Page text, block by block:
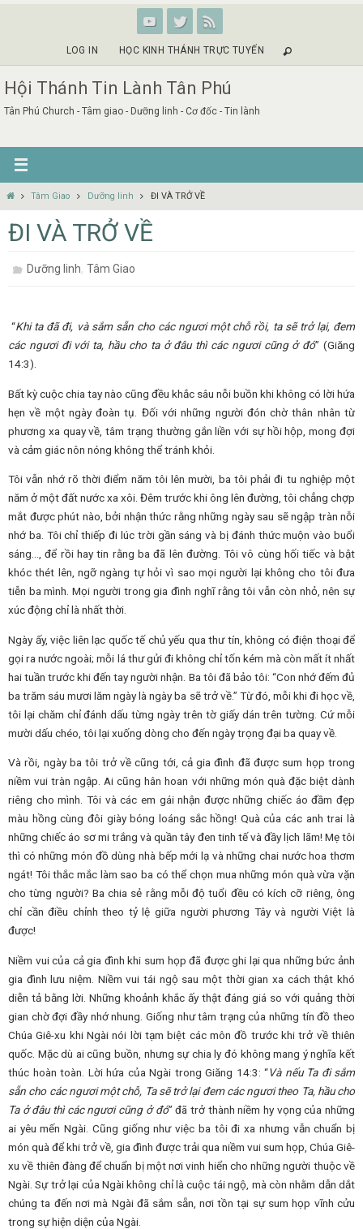
LOG IN HỌC KINH THÁNH TRỰC TUYẾN
Hội Thánh Tin Lành Tân Phú
Tân Phú Church - Tâm giao - Dưỡng linh - Cơ đốc - Tin lành
HomeTâm Giao Dưỡng linh ĐI VÀ TRỞ VỀ
ĐI VÀ TRỞ VỀ
Dưỡng linh,Tâm Giao
“Khi ta đã đi, và sắm sẵn cho các ngươi một chỗ rồi, ta sẽ trở lại, đem
các ngươi đi với ta, hầu cho ta ở đâu thì các ngươi cũng ở đó” (Giăng
14:3).
Bất kỳ cuộc chia tay nào cũng đều khắc sâu nỗi buồn khi không có lời hứa
hẹn về một ngày đoàn tụ. Đối với những người đón chờ thân nhân từ
phương xa quay về, tâm trạng thường gắn liền với sự hồi hộp, mong đợi
và cảm giác nôn nóng không thể tránh khỏi.
Tôi vẫn nhớ rõ thời điểm năm tôi lên mười, ba tôi phải đi tu nghiệp một
năm ở một đất nước xa xôi. Đêm trước khi ông lên đường, tôi chẳng chợp
mắt được phút nào, bởi nhận thức rằng những ngày sau sẽ ngập tràn nỗi
nhớ ba. Tôi chỉ thiếp đi lúc trời gần sáng và bị đánh thức muộn vào buổi
sáng…, để rồi hay tin rằng ba đã lên đường. Tôi vô cùng hối tiếc và bật
khóc thét lên, ngỡ ngàng tự hỏi vì sao mọi người lại không cho tôi đưa
tiễn ba mình. Mọi người trong gia đình nghĩ rằng tôi vẫn còn nhỏ, nên sự
xúc động chỉ là nhất thời.
Ngày ấy, việc liên lạc quốc tế chủ yếu qua thư tín, không có điện thoại để
gọi ra nước ngoài; mỗi lá thư gửi đi không chỉ tốn kém mà còn mất ít nhất
hai tuần trước khi đến tay người nhận. Ba tôi đã bảo tôi: “Con nhớ đếm đủ
ba trăm sáu mươi lăm ngày là ngày ba sẽ trở về.” Từ đó, mỗi khi đi học về,
tôi lại chăm chỉ đánh dấu từng ngày trên tờ giấy dán trên tường. Cứ mỗi
mười dấu chéo, tôi lại xuống dòng cho đến ngày trọng đại ba quay về.
Và rồi, ngày ba tôi trở về cũng tới, cả gia đình đã được sum họp trong
niềm vui tràn ngập. Ai cũng hân hoan với những món quà đặc biệt dành
riêng cho mình. Tôi và các em gái nhận được những chiếc áo đầm đẹp
màu hồng cùng đôi giày bóng loáng sắc hồng! Quà của các anh trai là
những chiếc áo sơ mi trắng và quần tây đen tinh tế và đầy lịch lãm! Mẹ tôi
thì có những món đồ dùng nhà bếp mới lạ và những chai nước hoa thơm
ngát! Tôi thắc mắc làm sao ba có thể chọn mua những món quà vừa vặn
cho từng người? Ba chia sẻ rằng mỗi độ tuổi đều có kích cỡ riêng, ông
chỉ cần điều chỉnh theo tỷ lệ giữa người phương Tây và người Việt là
được!
Niềm vui của cả gia đình khi sum họp đã được ghi lại qua những bức ảnh
gia đình lưu niệm. Niềm vui tái ngộ sau một thời gian xa cách thật khó
diễn tả bằng lời. Những khoảnh khắc ấy thật đáng giá so với quảng thời
gian chờ đợi đầy nhớ nhung. Giống như tâm trạng của những tín đồ theo
Chúa Giê-xu khi Ngài nói lời tạm biệt các môn đồ trước khi trở về thiên
quốc. Mặc dù ai cũng buồn, nhưng sự chia ly đó không mang ý nghĩa kết
thúc hoàn toàn. Lời hứa của Ngài trong Giăng 14:3: “Và nếu Ta đi sắm
sẵn cho các ngươi một chỗ, Ta sẽ trở lại đem các ngươi theo Ta, hầu cho
Ta ở đâu thì các ngươi cũng ở đó” đã trở thành niềm hy vọng của những
ai yêu mến Ngài. Cũng giống như việc ba tôi đi xa nhưng vẫn chuẩn bị
món quà để khi trở về, gia đình được trải qua niềm vui sum họp, Chúa Giê-
xu về thiên đàng để chuẩn bị một nơi vinh hiển cho những người thuộc về
Ngài. Sự trở lại của Ngài không chỉ là cuộc tái ngộ, mà còn nhằm dẫn dắt
chúng ta đến nơi mà Ngài đã sắm sẵn, nơi tồn tại sự sum họp vĩnh cửu
trong sự hiện diện của Ngài.